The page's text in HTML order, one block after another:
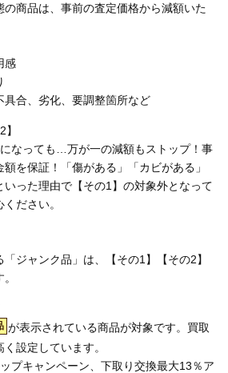
の商品は、事前の査定価格から減額いた
感
具合、劣化、要調整箇所など
なっても…万が一の減額もストップ！事
を保証！「傷がある」「カビがある」
いった理由で【その1】の対象外となって
ださい。
「ジャンク品」は、【その1】【その2】
が表示されている商品が対象です。買取
設定しています。
プキャンペーン、下取り交換最大13％ア